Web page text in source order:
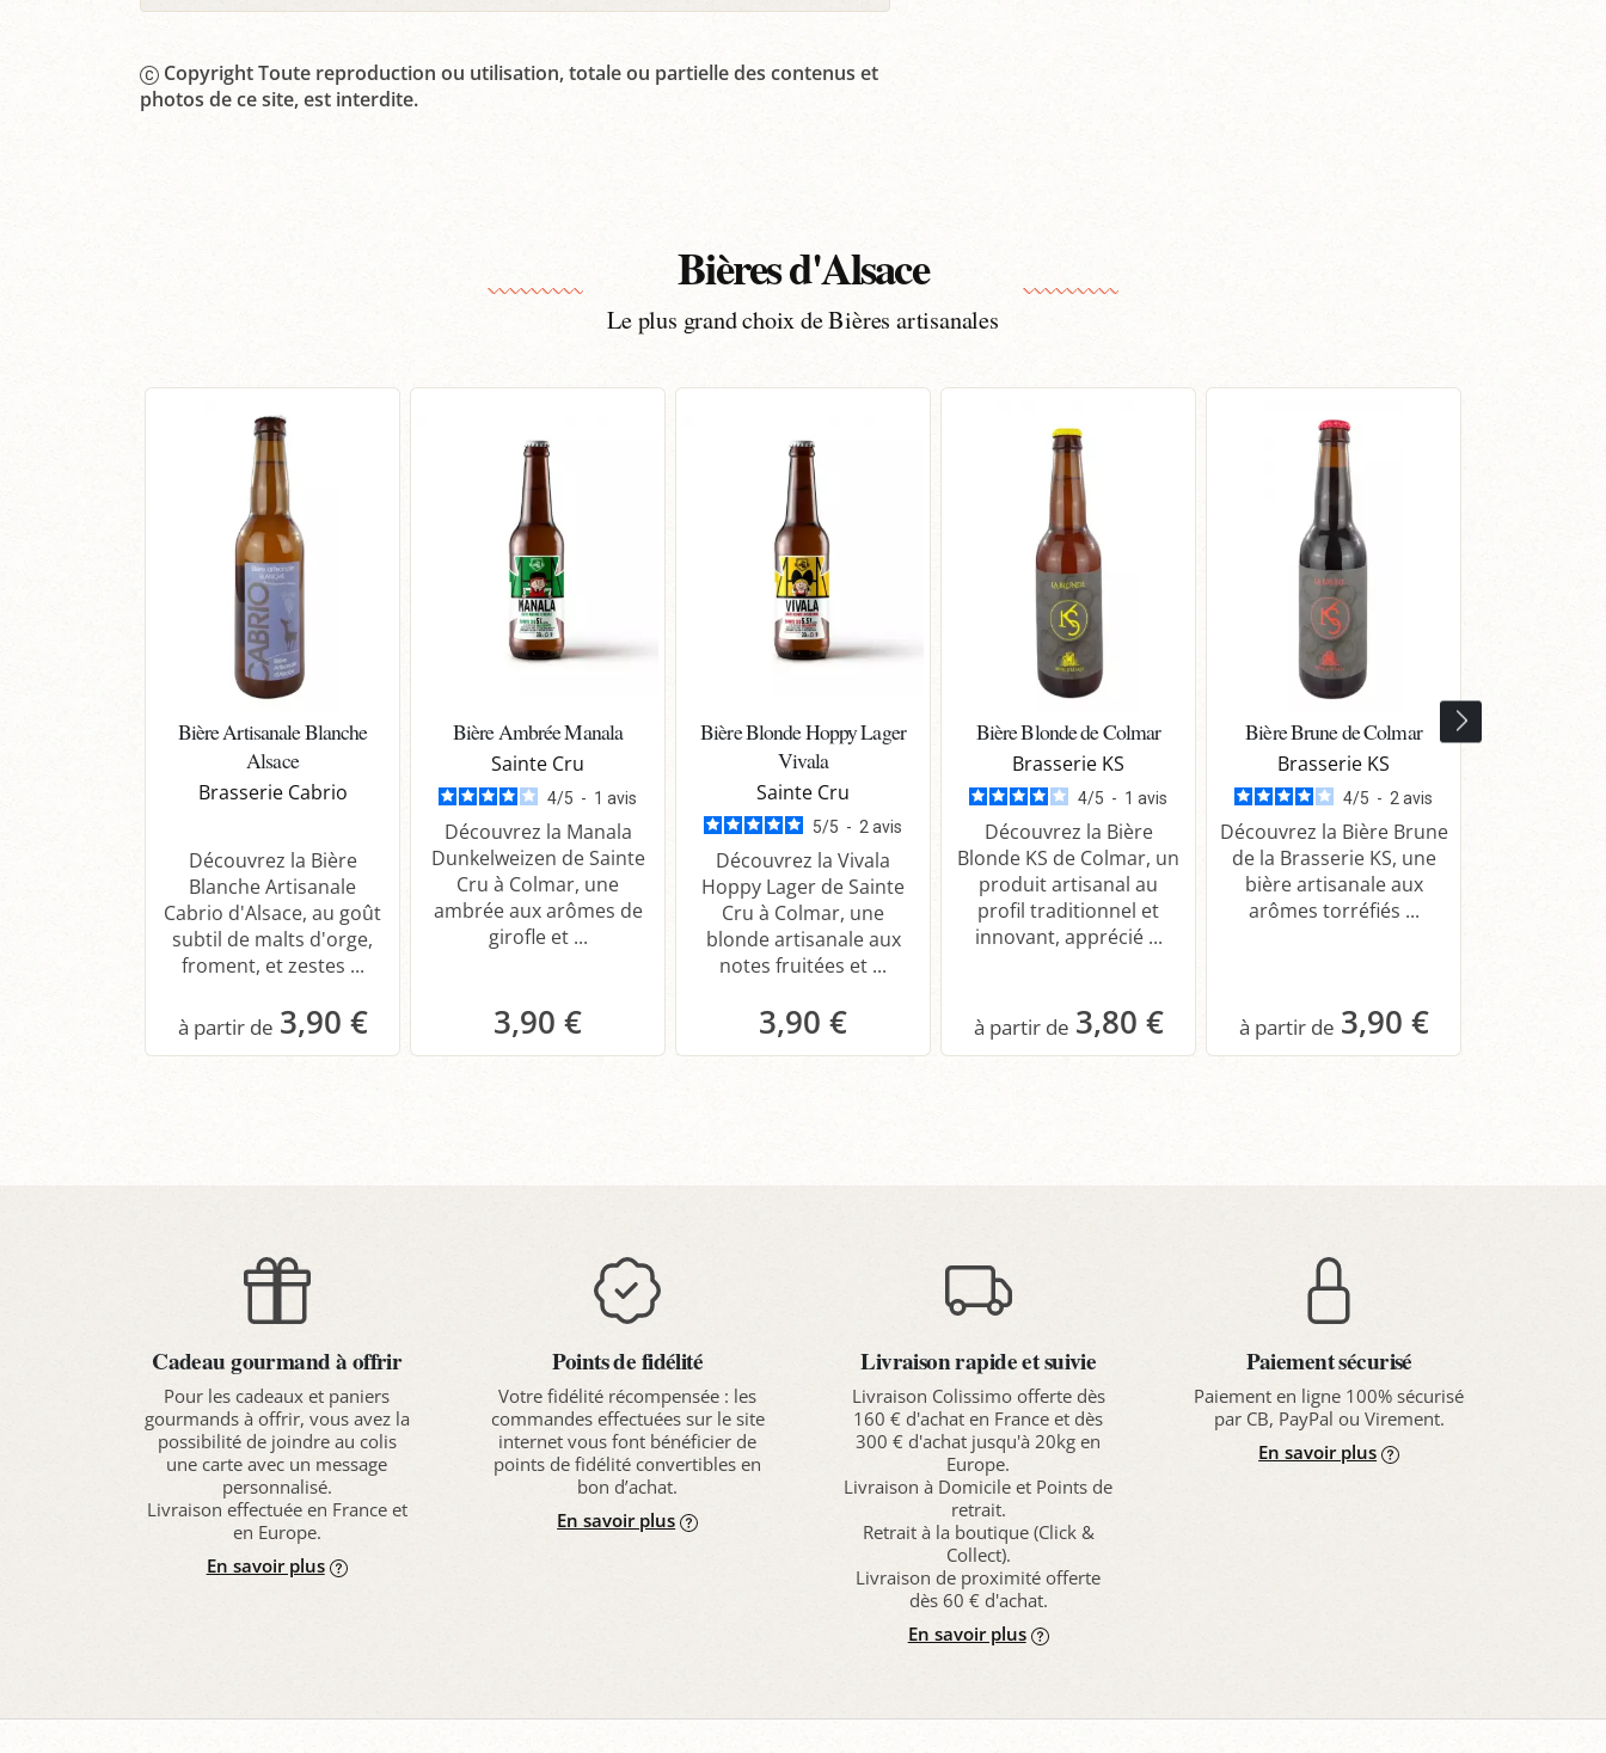
Copyright Toute reproduction ou utilisation, totale ou partielle des contenus et
photos de ce site, est interdite.
Bières d'Alsace
Le plus grand choix de Bières artisanales
Bière Artisanale Blanche
Alsace
Brasserie Cabrio
Découvrez la Bière
Blanche Artisanale
Cabrio d'Alsace, au goût
subtil de malts d'orge,
froment, et zestes ...
3,90 €
Bière Ambrée Manala
Sainte Cru
4/5 - 1 avis
Découvrez la Manala
Dunkelweizen de Sainte
Cru à Colmar, une
ambrée aux arômes de
girofle et ...
3,90 €
Bière Blonde Hoppy Lager
Vivala
Sainte Cru
5/5 - 2avis
Découvrez la Vivala
Hoppy Lager de Sainte
Cru à Colmar, une
blonde artisanale aux
notes fruitées et ...
3,90 €
Bière Blonde de Colmar
Brasserie KS
4/5 - 1 avis
Découvrez la Bière
Blonde KS de Colmar, un
produit artisanal au
profil traditionnel et
innovant, apprécié ...
3,80 €
Bière Brune de Colmar
Brasserie KS
4/5 - 2avis
Découvrez la Bière Brune
de la Brasserie KS, une
bière artisanale aux
arômes torréfiés ...
3,90 €
Cadeau gourmand à offrir
Pour les cadeaux et paniers
gourmands à offrir, vous avez la
possibilité de joindre au colis
une carte avec un message
personnalisé.
Livraison effectuée en France et
en Europe.
En savoir plus
Points de fidélité
Votre fidélité récompensée : les
commandes effectuées sur le site
internet vous font bénéficier de
points de fidélité convertibles en
bon d’achat.
En savoir plus
Livraison rapide et suivie
Livraison Colissimo offerte dès
160 € d'achat en France et dès
300 € d'achat jusqu'à 20kg en
Europe.
Livraison à Domicile et Points de
retrait.
Retrait à la boutique (Click &
Collect).
Livraison de proximité offerte
dès 60 € d'achat.
En savoir plus
Paiement sécurisé
Paiement en ligne 100% sécurisé
par CB, PayPal ou Virement.
En savoir plus